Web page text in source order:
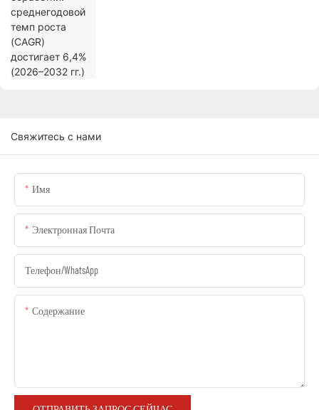
Свяжитесь с нами
Имя
Электронная Почта
Телефон/WhatsApp
Содержание